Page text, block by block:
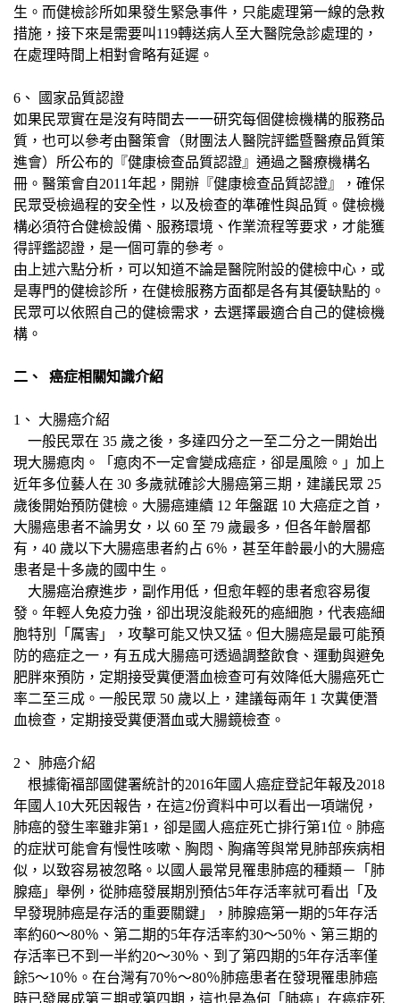
生。而健檢診所如果發生緊急事件，只能處理第一線的急救
措施，接下來是需要叫119轉送病人至大醫院急診處理的，
在處理時間上相對會略有延遲。
6、 國家品質認證
如果民眾實在是沒有時間去一一研究每個健檢機構的服務品
質，也可以參考由醫策會（財團法人醫院評鑑暨醫療品質策
進會）所公布的『健康檢查品質認證』通過之醫療機構名
冊。醫策會自2011年起，開辦『健康檢查品質認證』，確保
民眾受檢過程的安全性，以及檢查的準確性與品質。健檢機
構必須符合健檢設備、服務環境、作業流程等要求，才能獲
得評鑑認證，是一個可靠的參考。
由上述六點分析，可以知道不論是醫院附設的健檢中心，或
是專門的健檢診所，在健檢服務方面都是各有其優缺點的。
民眾可以依照自己的健檢需求，去選擇最適合自己的健檢機
構。
二、 癌症相關知識介紹
1、 大腸癌介紹
一般民眾在 35 歲之後，多達四分之一至二分之一開始出
現大腸瘜肉。「瘜肉不一定會變成癌症，卻是風險。」加上
近年多位藝人在 30 多歲就確診大腸癌第三期，建議民眾 25
歲後開始預防健檢。大腸癌連續 12 年盤踞 10 大癌症之首，
大腸癌患者不論男女，以 60 至 79 歲最多，但各年齡層都
有，40 歲以下大腸癌患者約占 6％，甚至年齡最小的大腸癌
患者是十多歲的國中生。
大腸癌治療進步，副作用低，但愈年輕的患者愈容易復
發。年輕人免疫力強，卻出現沒能殺死的癌細胞，代表癌細
胞特別「厲害」，攻擊可能又快又猛。但大腸癌是最可能預
防的癌症之一，有五成大腸癌可透過調整飲食、運動與避免
肥胖來預防，定期接受糞便潛血檢查可有效降低大腸癌死亡
率二至三成。一般民眾 50 歲以上，建議每兩年 1 次糞便潛
血檢查，定期接受糞便潛血或大腸鏡檢查。
2、 肺癌介紹
根據衛福部國健署統計的2016年國人癌症登記年報及2018
年國人10大死因報告，在這2份資料中可以看出一項端倪，
肺癌的發生率雖非第1，卻是國人癌症死亡排行第1位。肺癌
的症狀可能會有慢性咳嗽、胸悶、胸痛等與常見肺部疾病相
似，以致容易被忽略。以國人最常見罹患肺癌的種類－「肺
腺癌」舉例，從肺癌發展期別預估5年存活率就可看出「及
早發現肺癌是存活的重要關鍵」，肺腺癌第一期的5年存活
率約60～80％、第二期的5年存活率約30～50％、第三期的
存活率已不到一半約20～30％、到了第四期的5年存活率僅
餘5～10％。在台灣有70％～80％肺癌患者在發現罹患肺癌
時已發展成第三期或第四期，這也是為何「肺癌」在癌症死